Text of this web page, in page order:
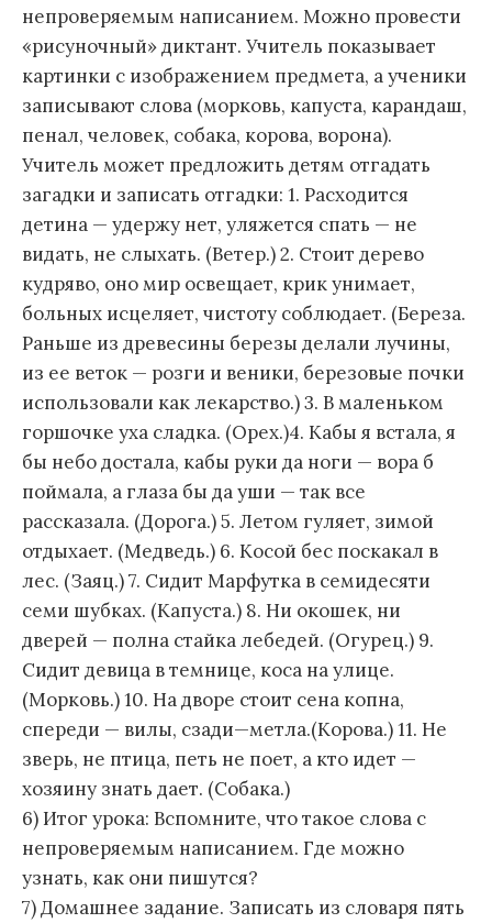
непроверяемым написанием. Можно провести
«рисуночный» диктант. Учитель показывает
картинки с изображением предмета, а ученики
записывают слова (морковь, капуста, карандаш,
пенал, человек, собака, корова, ворона).
Учитель может предложить детям отгадать
загадки и записать отгадки: 1. Расходится
детина — удержу нет, уляжется спать — не
видать, не слыхать. (Ветер.) 2. Стоит дерево
кудряво, оно мир освещает, крик унимает,
больных исцеляет, чистоту соблюдает. (Береза.
Раньше из древесины березы делали лучины,
из ее веток — розги и веники, березовые почки
использовали как лекарство.) 3. В маленьком
горшочке уха сладка. (Орех.)4. Кабы я встала, я
бы небо достала, кабы руки да ноги — вора б
поймала, а глаза бы да уши — так все
рассказала. (Дорога.) 5. Летом гуляет, зимой
отдыхает. (Медведь.) 6. Косой бес поскакал в
лес. (Заяц.) 7. Сидит Марфутка в семидесяти
семи шубках. (Капуста.) 8. Ни окошек, ни
дверей — полна стайка лебедей. (Огурец.) 9.
Сидит девица в темнице, коса на улице.
(Морковь.) 10. На дворе стоит сена копна,
спереди — вилы, сзади—метла.(Корова.) 11. Не
зверь, не птица, петь не поет, а кто идет —
хозяину знать дает. (Собака.)
6) Итог урока: Вспомните, что такое слова с
непроверяемым написанием. Где можно
узнать, как они пишутся?
7) Домашнее задание. Записать из словаря пять